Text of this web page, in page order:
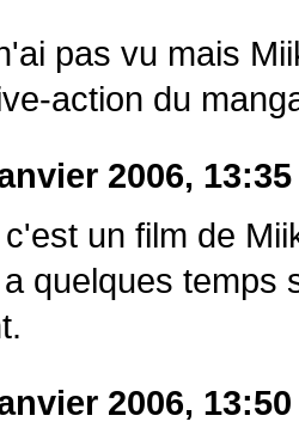
pas vu mais
action du
2006,
un film de
quelques temps
2006,